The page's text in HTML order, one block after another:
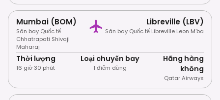
Mumbai (BOM)
Sân bay Quốc tế
Chhatrapati Shivaji
Maharaj
Libreville (LBV)
Sân bay Quốc tế Libreville Leon M'ba
Thời lượng
16 giờ 30 phút
Loại chuyến bay
1 điểm dừng
Hãng hàng
không
Qatar Airways